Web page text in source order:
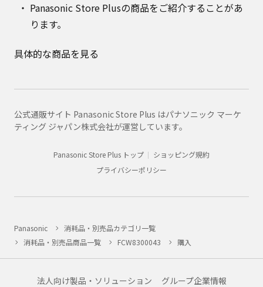
Panasonic Store Plusの商品をご紹介することがあ
ります。
具体的な商品を見る
公式通販サイト Panasonic Store Plus はパナソニック マーケ
ティング ジャパン株式会社が運営しています。
Panasonic Store Plus トップ
ショッピング規約
プライバシーポリシー
Panasonic
消耗品・別売品カテゴリ一覧
消耗品・別売品商品一覧
FCW8300043 購入
法人向け製品・ソリューション グループ企業情報